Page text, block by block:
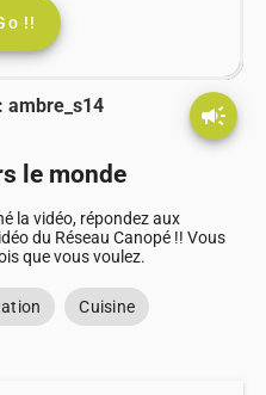
!!
ambre_s14 campaign
le monde
la vidéo, répondez aux
du Réseau Canopé !! Vous
que vous voulez.
Cuisine